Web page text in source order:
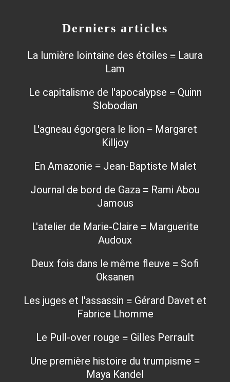
Derniers articles
La lumière lointaine des étoiles ≡ Laura
Lam
Le capitalisme de l'apocalypse ≡ Quinn
Slobodian
L'agneau égorgera le lion ≡ Margaret
Killjoy
En Amazonie ≡ Jean-Baptiste Malet
Journal de bord de Gaza ≡ Rami Abou
Jamous
L'atelier de Marie-Claire ≡ Marguerite
Audoux
Deux fois dans le même fleuve ≡ Sofi
Oksanen
Les juges et l'assassin ≡ Gérard Davet et
Fabrice Lhomme
Le Pull-over rouge ≡ Gilles Perrault
Une première histoire du trumpisme ≡
Maya Kandel